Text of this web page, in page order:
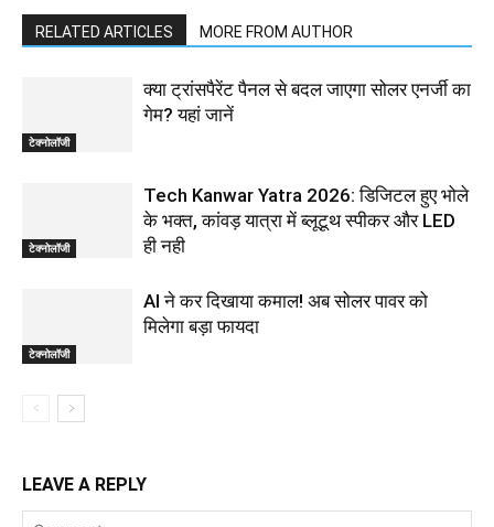
RELATED ARTICLES MORE FROM AUTHOR
टेक्नोलॉजी
क्या ट्रांसपैरेंट पैनल से बदल जाएगा सोलर एनर्जी का
गेम? यहां जानें
टेक्नोलॉजी
Tech Kanwar Yatra 2026: डिजिटल हुए भोले
के भक्त, कांवड़ यात्रा में ब्लूटूथ स्पीकर और LED
ही नही
टेक्नोलॉजी
AI ने कर दिखाया कमाल! अब सोलर पावर को
मिलेगा बड़ा फायदा
LEAVE A REPLY